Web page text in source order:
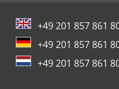
+49 201 857 861
+49 201 857 861
+49 201 857 861